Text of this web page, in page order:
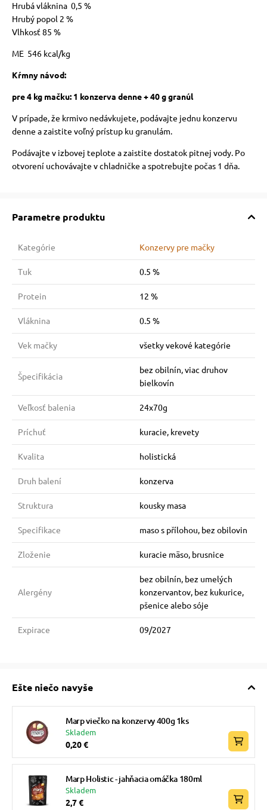
Hrubá vláknina 0,5 %
Hrubý popol 2 %
Vlhkosť 85 %
ME 546 kcal/kg
Kŕmny návod:
pre 4 kg mačku: 1 konzerva denne + 40 g granúl
V prípade, že krmivo nedávkujete, podávajte jednu konzervu
denne a zaistite voľný prístup ku granulám.
Podávajte v izbovej teplote a zaistite dostatok pitnej vody. Po
otvorení uchovávajte v chladničke a spotrebujte počas 1 dňa.
Parametre produktu
Kategórie Konzervy pre mačky
Tuk 0.5 %
Protein 12 %
Vláknina 0.5 %
Vek mačky všetky vekové kategórie
Špecifikácia
bez obilnín, viac druhov
bielkovín
Veľkosť balenia 24x70g
Príchuť kuracie, krevety
Kvalita holistická
Druh balení konzerva
Struktura kousky masa
Specifikace maso s přílohou, bez obilovin
Zloženie kuracie mäso, brusnice
Alergény
bez obilnín, bez umelých
konzervantov, bez kukurice,
pšenice alebo sóje
Expirace 09/2027
Ešte niečo navyše
Marp viečko na konzervy 400g 1ks
Skladem
0,20 €
Marp Holistic - jahňacia omáčka 180ml
Skladem
2,7 €